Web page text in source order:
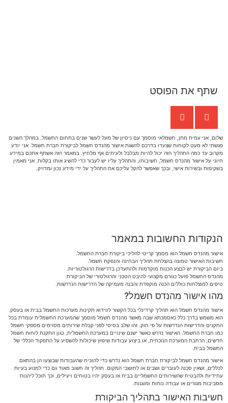
שתף את הפוסט
שלום, אני עמית מתן, חשמלאי מוסמך עם ניסיון של מעל לעשר שנים בתחום החשמל. במהלך השנים
פגשתי לא מעט לקוחות שצעדו בדרכם להשגת אישור מהנדס חשמל לביקורת חברת חשמל. אני יודע
מקרוב עד כמה התהליך הזה יכול להיות מבלבל ולעיתים אף מלחיץ. במאמר הזה אשתף אתכם במידע
חיוני על אישור מהנדס חשמל, חשיבותו, והתהליך עליו יש לעבור כדי להשיג אותו בקלות. אני מאמין
בשקיפות ובשירות אישי, ובכך שאפשר להקל עליכם את התהליך על ידי מידע נכון ומדויק.
הנקודות החשובות במאמר
אישור מהנדס חשמל הוא מסמך קריטי להליכי ביקורת חברת החשמל.
חשיבות האישור טמונה בהצלחת תהליך הבחינה והנפקת חשמל.
ביום הביקורת יש לבצע הכנות מוקדמות ולהתעדכן בדרישות הרגולטוריות.
מהנדס החשמל פועל כגורם מקצועי להיבט הטכני והרגולטורי של הביקורת.
טיפים למוצלחות כוללים הכנה מוקפדת והבנה מעמיקה של הדרישות הנדרשות.
מהו אישור מהנדס חשמל?
אישור מהנדס חשמל הוא תהליך קרדינלי בכל הקשור לווידוא תקינות מערכות החשמל בבית או בעסק.
הוא משמש בדרך כלל כאסמכתא שבה מאשר מהנדס חשמל מוסמך שהמערכת החשמלית עומדת בכל
התקנים והדרישות הנדרשות על פי חוק. זהו שלב בסיסי לפני קבלת שירותים מסוימים מספקי חשמל
כמו חברת החשמל. האישור נדרש כאשר ישנם שינויים במערכת החשמלית, כגון התקנת לוחות חשמל
חדשים, הרחבת המערכת הנוכחית, או ביצוע עבודות שיפוץ שיכולות להשפיע על התפקוד הכללי של
החשמל בבית.
אישור מהנדס חשמל לביקורת חברת חשמל הוא נדרש כדי להוכיח שהעבודות שבוצעו הן בהתאם
לכללים, ושאין סכנה לעוברים ושבים או לתושבי המקום. תהליך זה חשוב מאוד גם כדי למנוע בעיות
עתידיות ולהבטיח שהשירותים החשמליים בבית או בעסק יהיו בטוחים ויעילים, וכך תוכל ליהנות
מסביבות מגורים או עבודה נוחות ומוגנות.
חשיבות האישור בתהליך הביקורת